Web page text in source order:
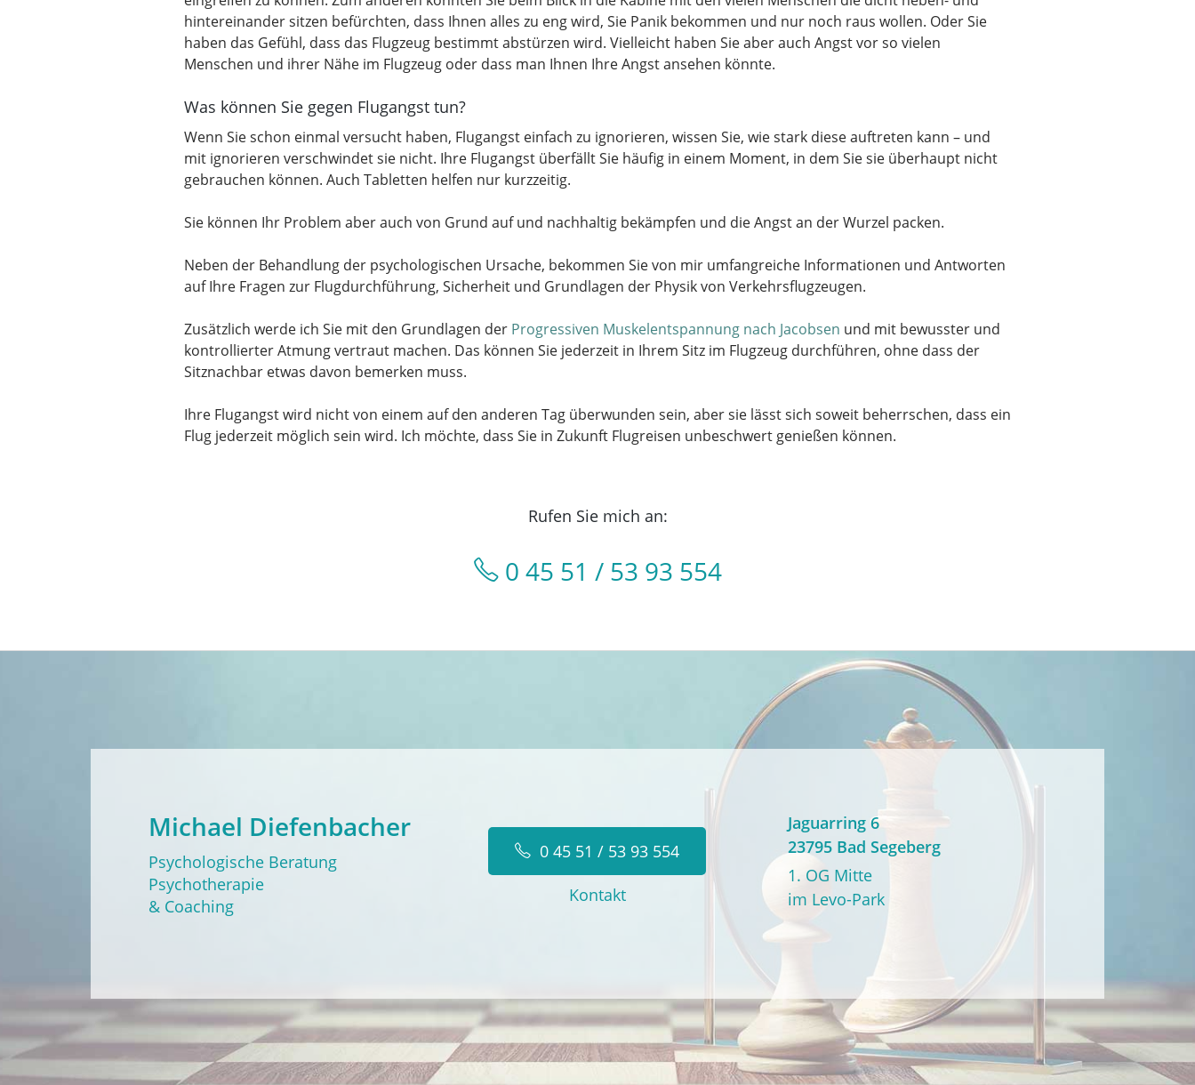
hintereinander sitzen befürchten, dass Ihnen alles zu eng wird, Sie Panik bekommen und nur noch raus wollen. Oder Sie
haben das Gefühl, dass das Flugzeug bestimmt abstürzen wird. Vielleicht haben Sie aber auch Angst vor so vielen
Menschen und ihrer Nähe im Flugzeug oder dass man Ihnen Ihre Angst ansehen könnte.
Was können Sie gegen Flugangst tun?
Wenn Sie schon einmal versucht haben, Flugangst einfach zu ignorieren, wissen Sie, wie stark diese auftreten kann – und
mit ignorieren verschwindet sie nicht. Ihre Flugangst überfällt Sie häufig in einem Moment, in dem Sie sie überhaupt nicht
gebrauchen können. Auch Tabletten helfen nur kurzzeitig.
Sie können Ihr Problem aber auch von Grund auf und nachhaltig bekämpfen und die Angst an der Wurzel packen.
Neben der Behandlung der psychologischen Ursache, bekommen Sie von mir umfangreiche Informationen und Antworten
auf Ihre Fragen zur Flugdurchführung, Sicherheit und Grundlagen der Physik von Verkehrsflugzeugen.
Zusätzlich werde ich Sie mit den Grundlagen der Progressiven Muskelentspannung nach Jacobsen und mit bewusster und
kontrollierter Atmung vertraut machen. Das können Sie jederzeit in Ihrem Sitz im Flugzeug durchführen, ohne dass der
Sitznachbar etwas davon bemerken muss.
Ihre Flugangst wird nicht von einem auf den anderen Tag überwunden sein, aber sie lässt sich soweit beherrschen, dass ein
Flug jederzeit möglich sein wird. Ich möchte, dass Sie in Zukunft Flugreisen unbeschwert genießen können.
Rufen Sie mich an:
0 45 51 / 53 93 554
Michael Diefenbacher
Psychologische Beratung
Psychotherapie
& Coaching
0 45 51 / 53 93 554
Kontakt
Jaguarring 6
23795 Bad Segeberg
1. OG Mitte
im Levo-Park